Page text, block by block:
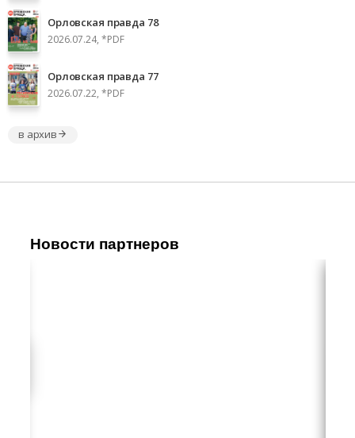
Орловская правда 78
2026.07.24, *PDF
Орловская правда 77
2026.07.22, *PDF
в архив
Новости партнеров